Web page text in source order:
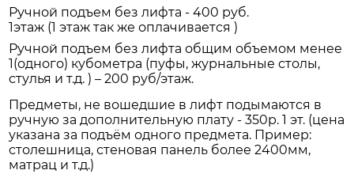
Ручной подъем без лифта - 400 руб.
1этаж (1 этаж так же оплачивается )
Ручной подъем без лифта общим объемом менее
1(одного) кубометра (пуфы, журнальные столы,
стулья и т.д. ) – 200 руб/этаж.
Предметы, не вошедшие в лифт подымаются в
ручную за дополнительную плату - 350р. 1 эт. (цена
указана за подъём одного предмета. Пример:
столешница, стеновая панель более 2400мм,
матрац и т.д.)